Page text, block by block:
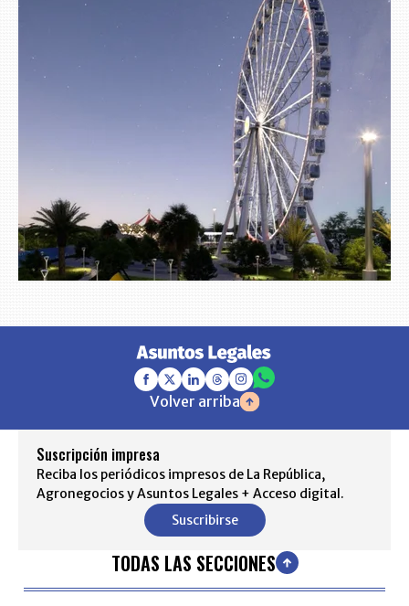
Volver arriba
Suscripción impresa
Reciba los periódicos impresos de La República,
Agronegocios y Asuntos Legales + Acceso digital.
Suscribirse
TODAS LAS SECCIONES